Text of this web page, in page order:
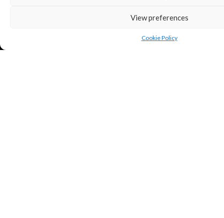
View preferences
Cookie Policy